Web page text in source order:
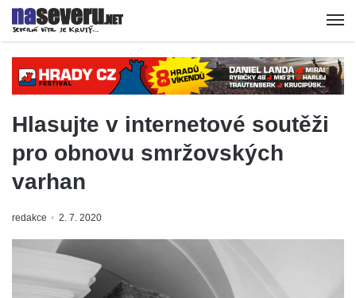
Hlasujte v internetové soutěži
pro obnovu smržovských
varhan
redakce 2. 7. 2020